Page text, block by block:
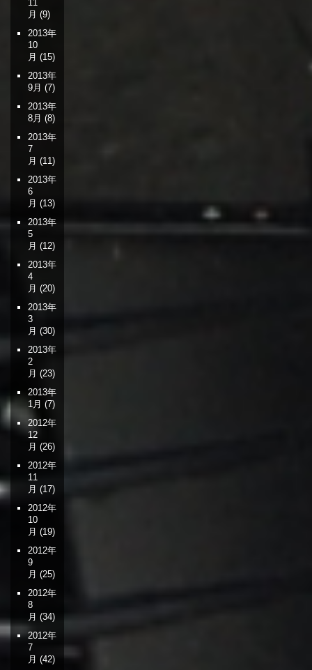
11
月 (9)
2013年
10
月 (15)
2013年
9月 (7)
2013年
8月 (8)
2013年
7
月 (11)
2013年
6
月 (13)
2013年
5
月 (12)
2013年
4
月 (20)
2013年
3
月 (30)
2013年
2
月 (23)
2013年
1月 (7)
2012年
12
月 (26)
2012年
11
月 (17)
2012年
10
月 (19)
2012年
9
月 (25)
2012年
8
月 (34)
2012年
7
月 (42)